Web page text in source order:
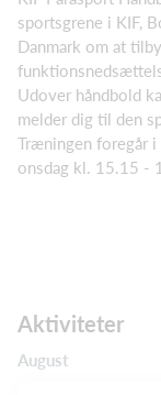
sportsgrene i KIF,
Danmark om at
Udover håndbold
melder dig til den
Træningen foregår i
onsdag kl. 15.15 -
Aktiviteter
August